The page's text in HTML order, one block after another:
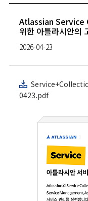
Atlassian Service
위한 아틀라시안의
2026-04-23
0423.pdf